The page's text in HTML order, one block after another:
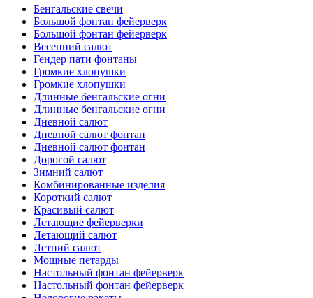
Бенгальские свечи
Большой фонтан фейерверк
Большой фонтан фейерверк
Весенний салют
Гендер пати фонтаны
Громкие хлопушки
Громкие хлопушки
Длинные бенгальские огни
Длинные бенгальские огни
Дневной салют
Дневной салют фонтан
Дневной салют фонтан
Дорогой салют
Зимний салют
Комбинированные изделия
Короткий салют
Красивый салют
Летающие фейерверки
Летающий салют
Летний салют
Мощные петарды
Настольный фонтан фейерверк
Настольный фонтан фейерверк